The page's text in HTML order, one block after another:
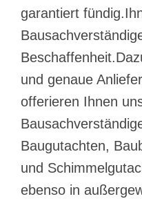
garantiert
und genaue
offerieren Ihnen
Baugutachten,
und
ebenso in